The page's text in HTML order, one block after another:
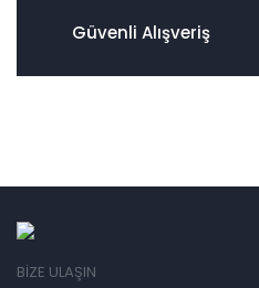
Güvenli Alışveriş
BİZE ULAŞIN